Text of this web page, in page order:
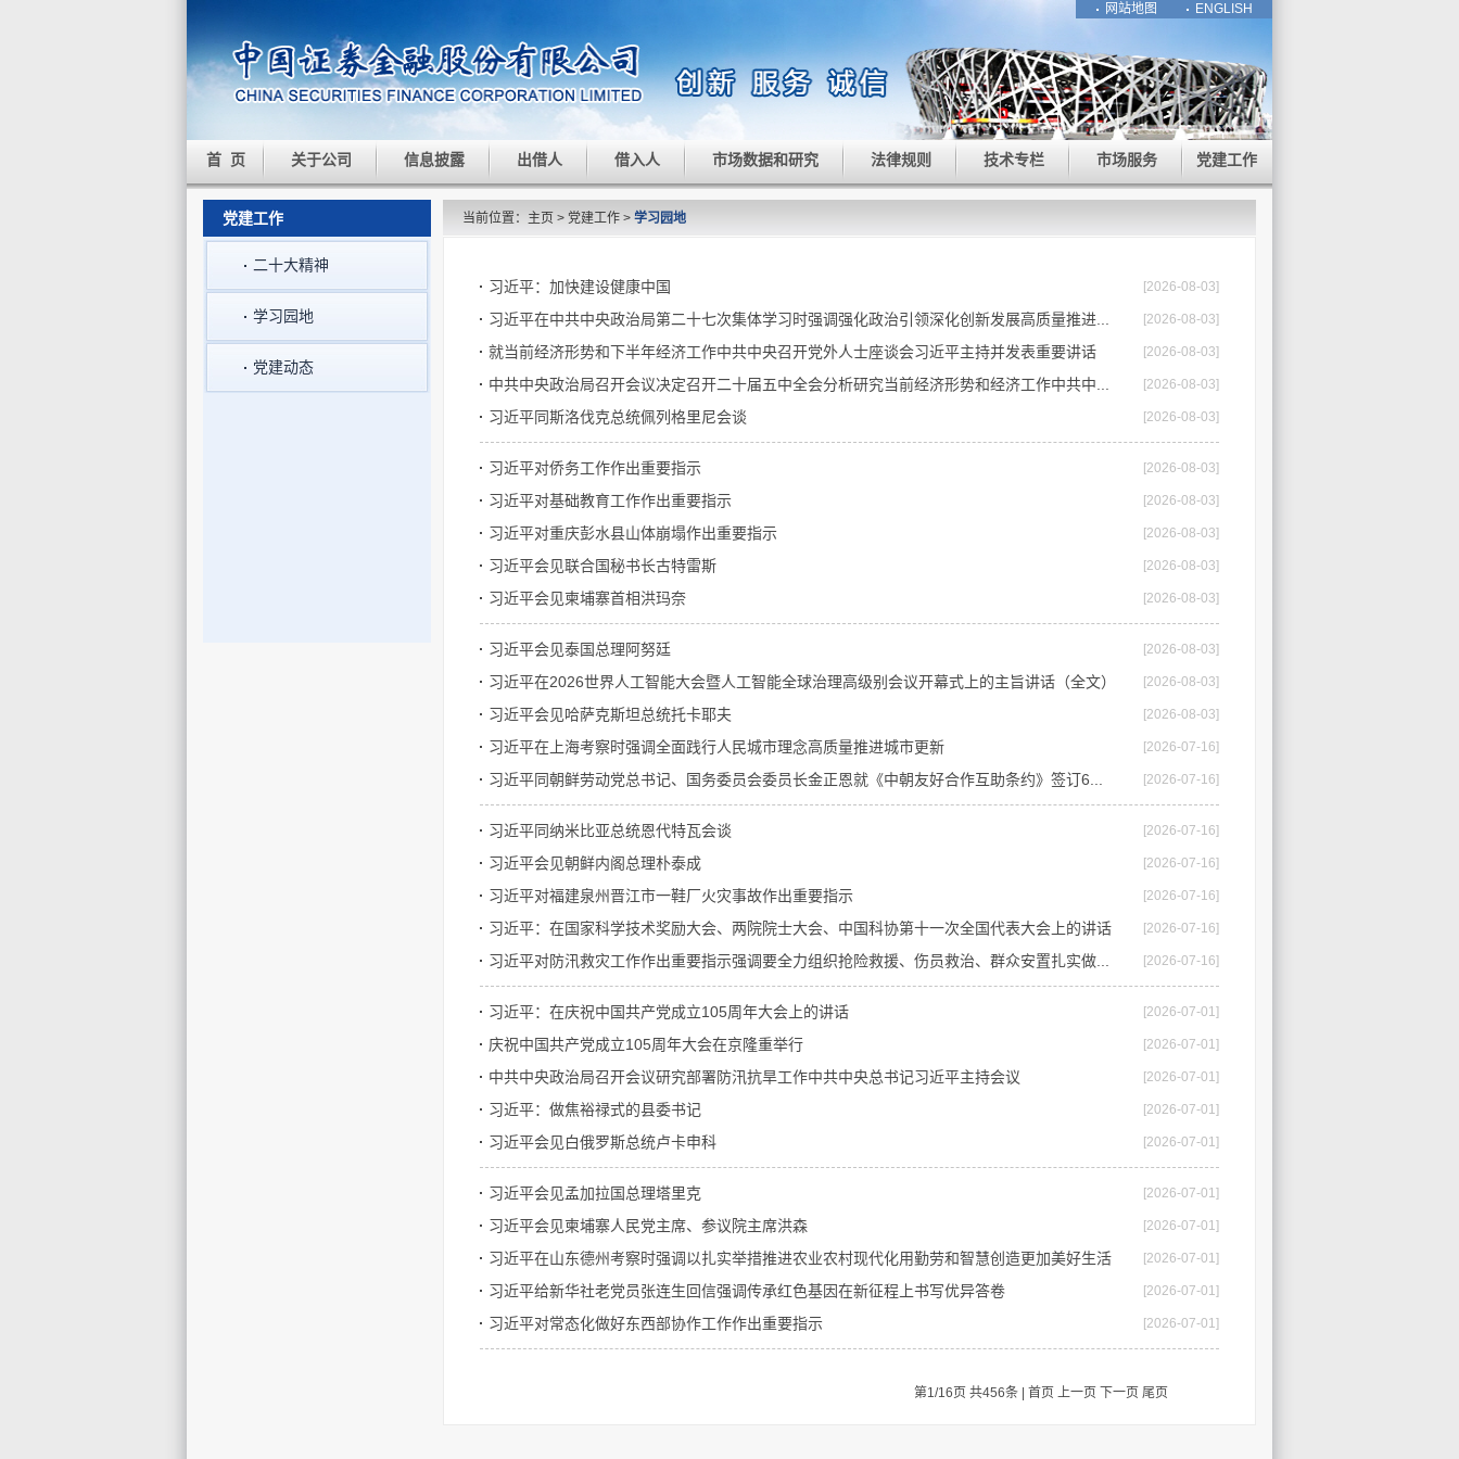
网站地图 ENGLISH
首 页 关于公司 信息披露 出借人 借入人 市场数据和研究 法律规则 技术专栏 市场服务 党建工作
党建工作
二十大精神
学习园地
党建动态
当前位置： 主页 > 党建工作 > 学习园地
习近平：加快建设健康中国 [2026-08-03]
习近平在中共中央政治局第二十七次集体学习时强调强化政治引领深化创新发展高质量推进... [2026-08-03]
就当前经济形势和下半年经济工作中共中央召开党外人士座谈会习近平主持并发表重要讲话 [2026-08-03]
中共中央政治局召开会议决定召开二十届五中全会分析研究当前经济形势和经济工作中共中... [2026-08-03]
习近平同斯洛伐克总统佩列格里尼会谈 [2026-08-03]
习近平对侨务工作作出重要指示 [2026-08-03]
习近平对基础教育工作作出重要指示 [2026-08-03]
习近平对重庆彭水县山体崩塌作出重要指示 [2026-08-03]
习近平会见联合国秘书长古特雷斯 [2026-08-03]
习近平会见柬埔寨首相洪玛奈 [2026-08-03]
习近平会见泰国总理阿努廷 [2026-08-03]
习近平在2026世界人工智能大会暨人工智能全球治理高级别会议开幕式上的主旨讲话（全文） [2026-08-03]
习近平会见哈萨克斯坦总统托卡耶夫 [2026-08-03]
习近平在上海考察时强调全面践行人民城市理念高质量推进城市更新 [2026-07-16]
习近平同朝鲜劳动党总书记、国务委员会委员长金正恩就《中朝友好合作互助条约》签订6... [2026-07-16]
习近平同纳米比亚总统恩代特瓦会谈 [2026-07-16]
习近平会见朝鲜内阁总理朴泰成 [2026-07-16]
习近平对福建泉州晋江市一鞋厂火灾事故作出重要指示 [2026-07-16]
习近平：在国家科学技术奖励大会、两院院士大会、中国科协第十一次全国代表大会上的讲话 [2026-07-16]
习近平对防汛救灾工作作出重要指示强调要全力组织抢险救援、伤员救治、群众安置扎实做... [2026-07-16]
习近平：在庆祝中国共产党成立105周年大会上的讲话 [2026-07-01]
庆祝中国共产党成立105周年大会在京隆重举行 [2026-07-01]
中共中央政治局召开会议研究部署防汛抗旱工作中共中央总书记习近平主持会议 [2026-07-01]
习近平：做焦裕禄式的县委书记 [2026-07-01]
习近平会见白俄罗斯总统卢卡申科 [2026-07-01]
习近平会见孟加拉国总理塔里克 [2026-07-01]
习近平会见柬埔寨人民党主席、参议院主席洪森 [2026-07-01]
习近平在山东德州考察时强调以扎实举措推进农业农村现代化用勤劳和智慧创造更加美好生活 [2026-07-01]
习近平给新华社老党员张连生回信强调传承红色基因在新征程上书写优异答卷 [2026-07-01]
习近平对常态化做好东西部协作工作作出重要指示 [2026-07-01]
第1/16页 共456条 | 首页 上一页 下一页 尾页